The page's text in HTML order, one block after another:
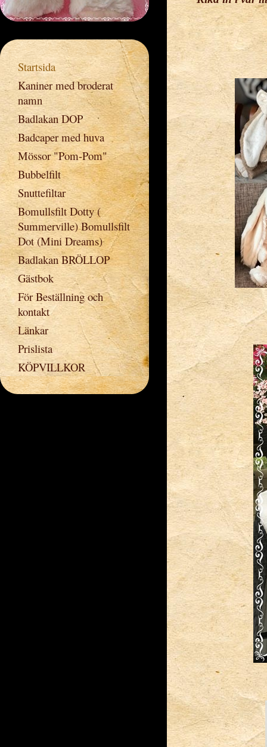
Startsida
Kaniner med broderat
namn
Badlakan DOP
Badcaper med huva
Mössor "Pom-Pom"
Bubbelfilt
Snuttefiltar
Bomullsfilt Dotty (
Summerville) Bomullsfilt
Dot (Mini Dreams)
Badlakan BRÖLLOP
Gästbok
För Beställning och
kontakt
Länkar
Prislista
KÖPVILLKOR